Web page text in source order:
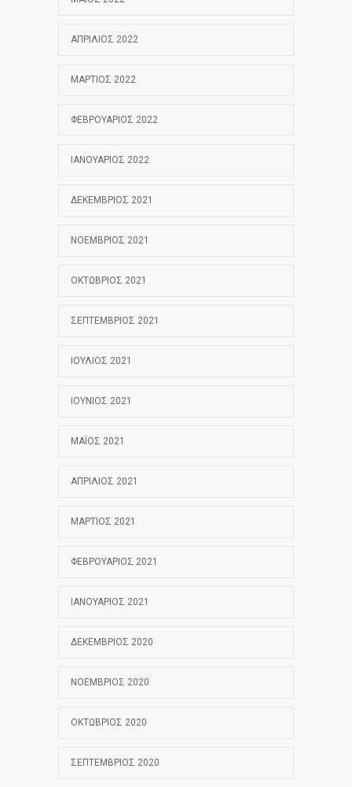
ΑΠΡΊΛΙΟΣ 2022
ΜΆΡΤΙΟΣ 2022
ΦΕΒΡΟΥΆΡΙΟΣ 2022
ΙΑΝΟΥΆΡΙΟΣ 2022
ΔΕΚΈΜΒΡΙΟΣ 2021
ΝΟΈΜΒΡΙΟΣ 2021
ΟΚΤΏΒΡΙΟΣ 2021
ΣΕΠΤΈΜΒΡΙΟΣ 2021
ΙΟΎΛΙΟΣ 2021
ΙΟΎΝΙΟΣ 2021
ΜΆΙΟΣ 2021
ΑΠΡΊΛΙΟΣ 2021
ΜΆΡΤΙΟΣ 2021
ΦΕΒΡΟΥΆΡΙΟΣ 2021
ΙΑΝΟΥΆΡΙΟΣ 2021
ΔΕΚΈΜΒΡΙΟΣ 2020
ΝΟΈΜΒΡΙΟΣ 2020
ΟΚΤΏΒΡΙΟΣ 2020
ΣΕΠΤΈΜΒΡΙΟΣ 2020